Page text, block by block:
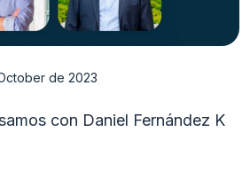
de 2023
con Daniel Fernández K